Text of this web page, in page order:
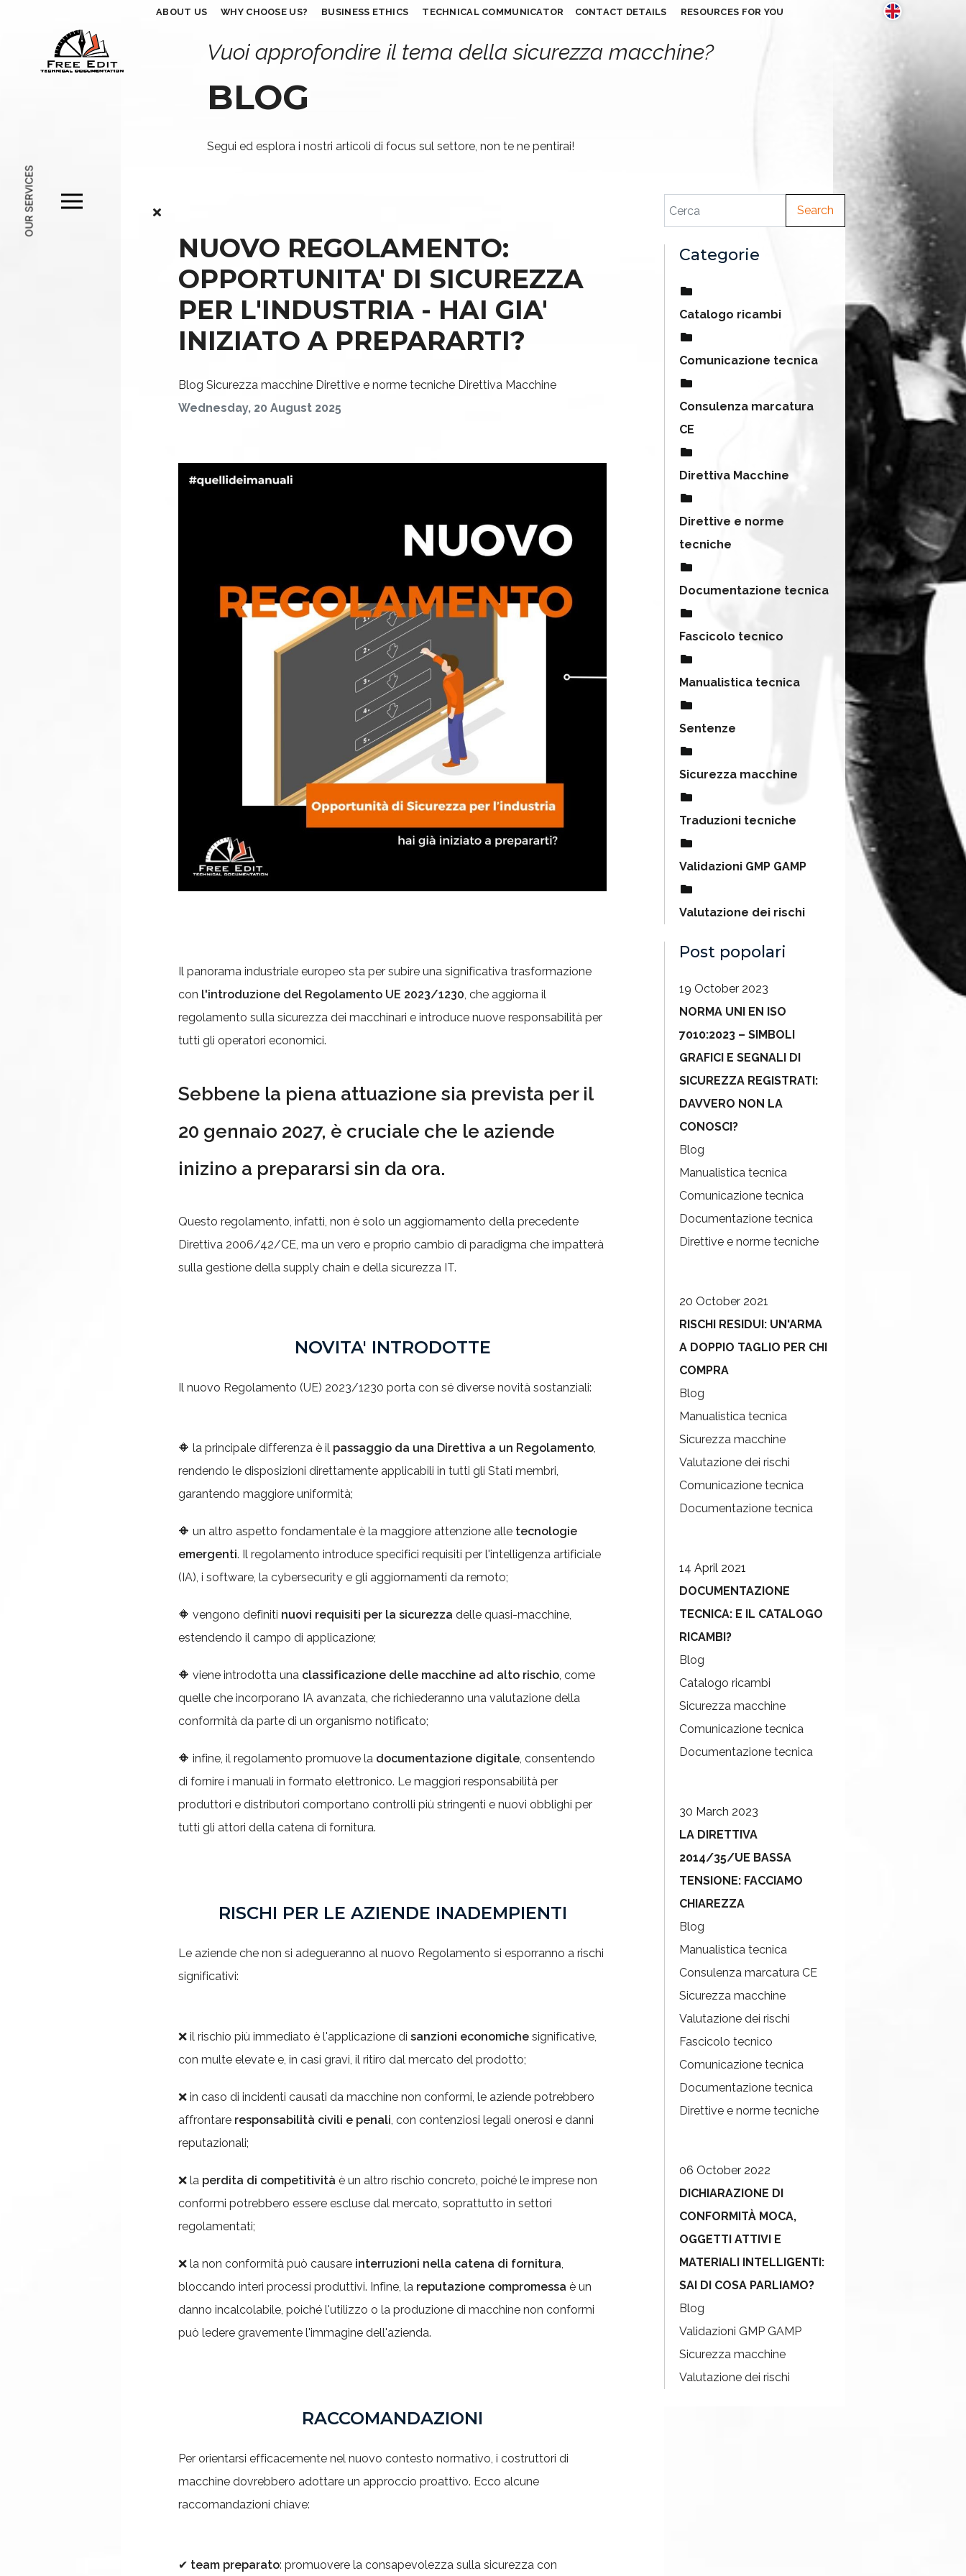
ABOUT US WHY CHOOSE US? BUSINESS ETHICS TECHNICAL COMMUNICATOR CONTACT DETAILS RESOURCES FOR YOU
OUR SERVICES
Vuoi approfondire il tema della sicurezza macchine?
BLOG
Segui ed esplora i nostri articoli di focus sul settore, non te ne pentirai!
NUOVO REGOLAMENTO:
OPPORTUNITA' DI SICUREZZA
PER L'INDUSTRIA - HAI GIA'
INIZIATO A PREPARARTI?
Blog Sicurezza macchine Direttive e norme tecniche Direttiva Macchine
Wednesday, 20 August 2025
Il panorama industriale europeo sta per subire una significativa trasformazione
con l'introduzione del Regolamento UE 2023/1230, che aggiorna il
regolamento sulla sicurezza dei macchinari e introduce nuove responsabilità per
tutti gli operatori economici.
Sebbene la piena attuazione sia prevista per il
20 gennaio 2027, è cruciale che le aziende
inizino a prepararsi sin da ora.
Questo regolamento, infatti, non è solo un aggiornamento della precedente
Direttiva 2006/42/CE, ma un vero e proprio cambio di paradigma che impatterà
sulla gestione della supply chain e della sicurezza IT.
NOVITA' INTRODOTTE
Il nuovo Regolamento (UE) 2023/1230 porta con sé diverse novità sostanziali:
🔶 la principale differenza è il passaggio da una Direttiva a un Regolamento,
rendendo le disposizioni direttamente applicabili in tutti gli Stati membri,
garantendo maggiore uniformità;
🔶 un altro aspetto fondamentale è la maggiore attenzione alle tecnologie
emergenti. Il regolamento introduce specifici requisiti per l'intelligenza artificiale
(IA), i software, la cybersecurity e gli aggiornamenti da remoto;
🔶 vengono definiti nuovi requisiti per la sicurezza delle quasi-macchine,
estendendo il campo di applicazione;
🔶 viene introdotta una classificazione delle macchine ad alto rischio, come
quelle che incorporano IA avanzata, che richiederanno una valutazione della
conformità da parte di un organismo notificato;
🔶 infine, il regolamento promuove la documentazione digitale, consentendo
di fornire i manuali in formato elettronico. Le maggiori responsabilità per
produttori e distributori comportano controlli più stringenti e nuovi obblighi per
tutti gli attori della catena di fornitura.
RISCHI PER LE AZIENDE INADEMPIENTI
Le aziende che non si adegueranno al nuovo Regolamento si esporranno a rischi
significativi:
❌ il rischio più immediato è l'applicazione di sanzioni economiche significative,
con multe elevate e, in casi gravi, il ritiro dal mercato del prodotto;
❌ in caso di incidenti causati da macchine non conformi, le aziende potrebbero
affrontare responsabilità civili e penali, con contenziosi legali onerosi e danni
reputazionali;
❌ la perdita di competitività è un altro rischio concreto, poiché le imprese non
conformi potrebbero essere escluse dal mercato, soprattutto in settori
regolamentati;
❌ la non conformità può causare interruzioni nella catena di fornitura,
bloccando interi processi produttivi. Infine, la reputazione compromessa è un
danno incalcolabile, poiché l'utilizzo o la produzione di macchine non conformi
può ledere gravemente l'immagine dell'azienda.
RACCOMANDAZIONI
Per orientarsi efficacemente nel nuovo contesto normativo, i costruttori di
macchine dovrebbero adottare un approccio proattivo. Ecco alcune
raccomandazioni chiave:
✔ team preparato: promuovere la consapevolezza sulla sicurezza con
Search
Categorie
Catalogo ricambi
Comunicazione tecnica
Consulenza marcatura
CE
Direttiva Macchine
Direttive e norme
tecniche
Documentazione tecnica
Fascicolo tecnico
Manualistica tecnica
Sentenze
Sicurezza macchine
Traduzioni tecniche
Validazioni GMP GAMP
Valutazione dei rischi
Post popolari
19 October 2023
NORMA UNI EN ISO
7010:2023 – SIMBOLI
GRAFICI E SEGNALI DI
SICUREZZA REGISTRATI:
DAVVERO NON LA
CONOSCI?
Blog
Manualistica tecnica
Comunicazione tecnica
Documentazione tecnica
Direttive e norme tecniche
20 October 2021
RISCHI RESIDUI: UN'ARMA
A DOPPIO TAGLIO PER CHI
COMPRA
Blog
Manualistica tecnica
Sicurezza macchine
Valutazione dei rischi
Comunicazione tecnica
Documentazione tecnica
14 April 2021
DOCUMENTAZIONE
TECNICA: E IL CATALOGO
RICAMBI?
Blog
Catalogo ricambi
Sicurezza macchine
Comunicazione tecnica
Documentazione tecnica
30 March 2023
LA DIRETTIVA
2014/35/UE BASSA
TENSIONE: FACCIAMO
CHIAREZZA
Blog
Manualistica tecnica
Consulenza marcatura CE
Sicurezza macchine
Valutazione dei rischi
Fascicolo tecnico
Comunicazione tecnica
Documentazione tecnica
Direttive e norme tecniche
06 October 2022
DICHIARAZIONE DI
CONFORMITÀ MOCA,
OGGETTI ATTIVI E
MATERIALI INTELLIGENTI:
SAI DI COSA PARLIAMO?
Blog
Validazioni GMP GAMP
Sicurezza macchine
Valutazione dei rischi